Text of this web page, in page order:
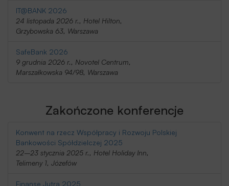
IT@BANK 2026
24 listopada 2026 r., Hotel Hilton,
Grzybowska 63, Warszawa
SafeBank 2026
9 grudnia 2026 r., Novotel Centrum,
Marszałkowska 94/98, Warszawa
Zakończone konferencje
Konwent na rzecz Współpracy i Rozwoju Polskiej
Bankowości Spółdzielczej 2025
22–23 stycznia 2025 r., Hotel Holiday Inn,
Telimeny 1, Józefów
Finanse Jutra 2025